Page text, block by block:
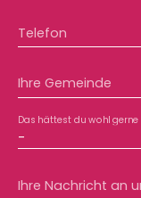
Telefon
Ihre Gemeinde
-
Das hättest du wohl gerne
Ihre Nachricht an